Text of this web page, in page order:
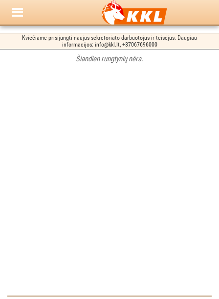
Kviečiame prisijungti naujus sekretoriato darbuotojus ir teisėjus. Daugiau
informacijos: info@kkl.lt, +37067696000
Šiandien rungtynių nėra.